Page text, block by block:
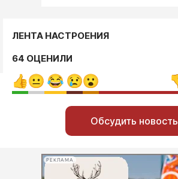
ЛЕНТА НАСТРОЕНИЯ
64 ОЦЕНИЛИ
Обсудить новость
РЕКЛАМА